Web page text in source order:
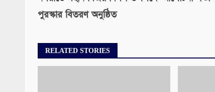
পুরস্কার বিতরণ অনুষ্ঠিত
RELATED STORIES